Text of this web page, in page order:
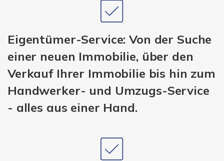
Eigentümer-Service: Von der Suche
einer neuen Immobilie, über den
Verkauf Ihrer Immobilie bis hin zum
Handwerker- und Umzugs-Service
- alles aus einer Hand.